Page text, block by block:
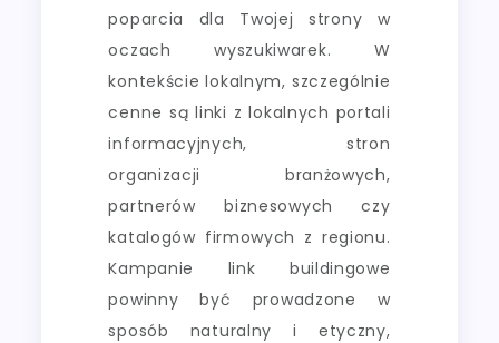
poparcia dla Twojej strony w
oczach wyszukiwarek. W
kontekście lokalnym, szczególnie
cenne są linki z lokalnych portali
informacyjnych, stron
organizacji branżowych,
partnerów biznesowych czy
katalogów firmowych z regionu.
Kampanie link buildingowe
powinny być prowadzone w
sposób naturalny i etyczny,